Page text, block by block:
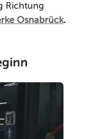
Richtung
Osnabrück.